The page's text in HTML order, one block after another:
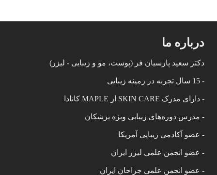
درباره ما
دکتر سعید پارسیان فر (پوست، مو و زیبایی - لیزر)
- 15 سال تجربه در زمینه زیبایی
- دارای مدرک SKIN CARE از MAPLE کانادا
- مدرس دوره‌های زیبایی ویژه پزشکان
- عضو آکادمی زیبایی آمریکا
- عضو انجمن علمی لیزر ایران
- عضو انجمن علمی جراحان ایران